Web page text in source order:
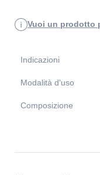
Vuoi un prodotto
Indicazioni
Modalità d'uso
Composizione